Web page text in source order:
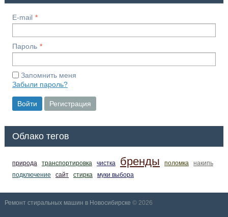
E-mail
Пароль
Запомнить меня
Забыли пароль?
Войти Регистрация
Облако тегов
природа транспортировка чистка бренды поломка
накипь
подключение
сайт стирка муки выбора
Ремонт стиральных машин в Новосибирске © 2026